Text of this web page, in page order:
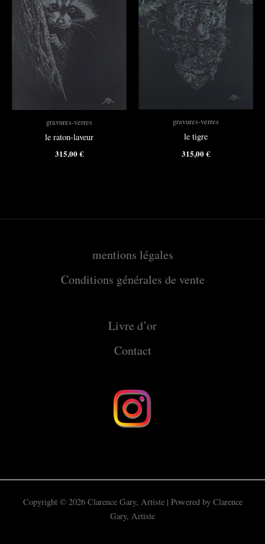
gravures-verres
le raton-laveur
315,00€
gravures-verres
le tigre
315,00€
mentions légales
Conditions générales de vente
Livre d’or
Contact
Copyright © 2026 Clarence Gary, Artiste | Powered by Clarence
Gary, Artiste